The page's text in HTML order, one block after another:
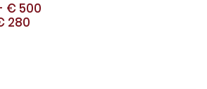
€ 500
280